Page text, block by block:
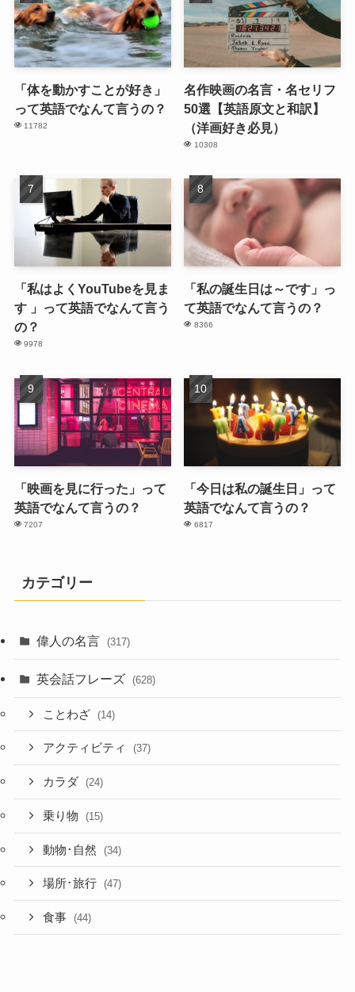
「体を動かすことが好き」
って英語でなんて言うの？
11782
名作映画の名言・名セリフ
50選【英語原文と和訳】
（洋画好き必見）
10308
「私はよくYouTubeを見ま
す 」って英語でなんて言う
の？
9978
「私の誕生日は～です」っ
て英語でなんて言うの？
8366
「映画を見に行った」って
英語でなんて言うの？
7207
「今日は私の誕生日」って
英語でなんて言うの？
6817
カテゴリー
偉人の名言 (317)
英会話フレーズ (628)
ことわざ (14)
アクティビティ (37)
カラダ (24)
乗り物 (15)
動物･自然 (34)
場所･旅行 (47)
食事 (44)